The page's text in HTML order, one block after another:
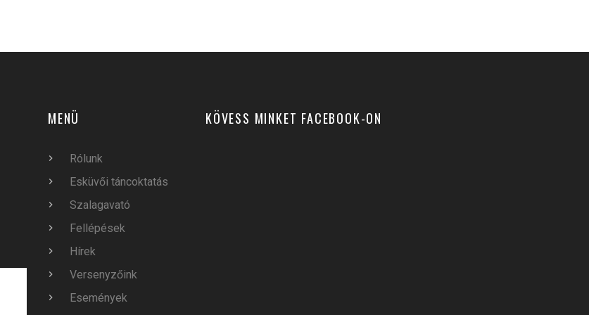
MENÜ
Rólunk
Esküvői táncoktatás
Szalagavató
Fellépések
Hírek
Versenyzőink
Események
KÖVESS MINKET FACEBOOK-ON